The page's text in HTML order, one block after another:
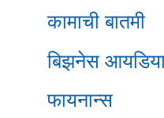
कामाची बातमी
बिझनेस
फायनान्स